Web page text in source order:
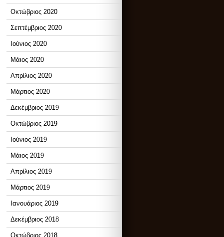
Οκτώβριος 2020
Σεπτέμβριος 2020
Ιούνιος 2020
Μάιος 2020
Απρίλιος 2020
Μάρτιος 2020
Δεκέμβριος 2019
Οκτώβριος 2019
Ιούνιος 2019
Μάιος 2019
Απρίλιος 2019
Μάρτιος 2019
Ιανουάριος 2019
Δεκέμβριος 2018
Οκτώβριος 2018